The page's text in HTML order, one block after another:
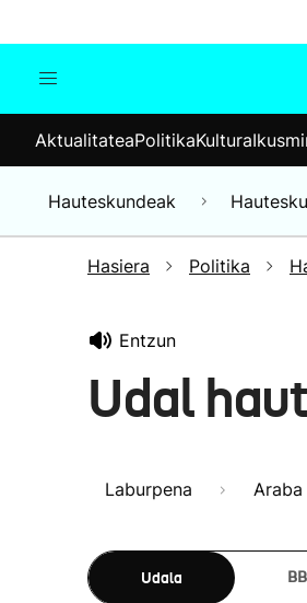
Munduko albisteak
AktualitateaPolitikaKultura
Hauteskundeak
Hasiera Politika
Entzun
Udal
Laburpena Araba
Udala